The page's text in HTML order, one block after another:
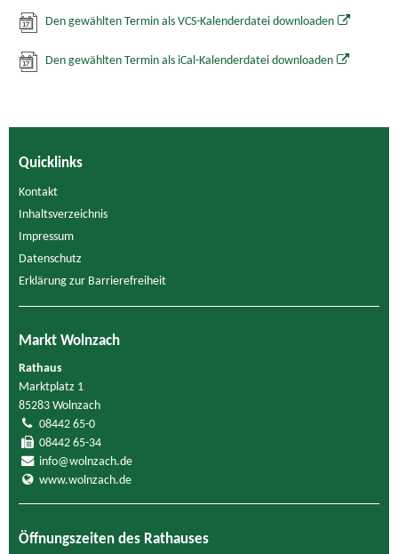
Den gewählten Termin als VCS-Kalenderdatei downloaden
Den gewählten Termin als iCal-Kalenderdatei downloaden
Quicklinks
Kontakt
Inhaltsverzeichnis
Impressum
Datenschutz
Erklärung zur Barrierefreiheit
Markt Wolnzach
Rathaus
Marktplatz 1
85283 Wolnzach
08442 65-0
08442 65-34
info@wolnzach.de
www.wolnzach.de
Öffnungszeiten des Rathauses